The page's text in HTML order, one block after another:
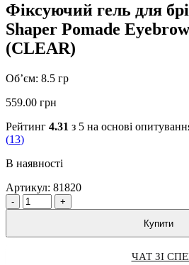
Фіксуючий гель для
Shaper Pomade
(CLEAR)
Об’єм: 8.5 гр
559.00 грн
Рейтинг 4.31 з 5 на основі
(13)
В наявності
Артикул: 81820
Quantity
Купити
ЧАТ ЗІ